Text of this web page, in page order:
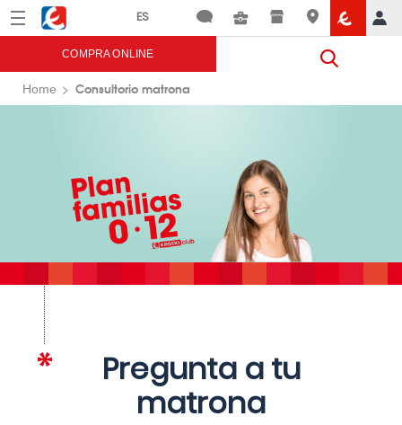
Menú Eroski
COMPRA ONLINE
Home Consultorio matrona
Pregunta a tu
matrona